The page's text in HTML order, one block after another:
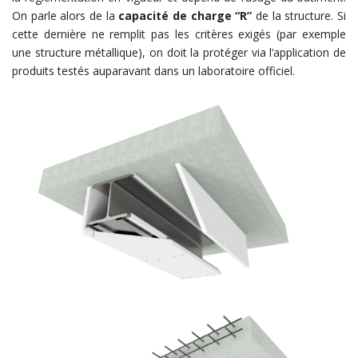
On parle alors de la capacité de charge “R”de la structure. Si
cette dernière ne remplit pas les critères exigés (par exemple
une structure métallique), on doit la protéger via l’application de
produits testés auparavant dans un laboratoire officiel.